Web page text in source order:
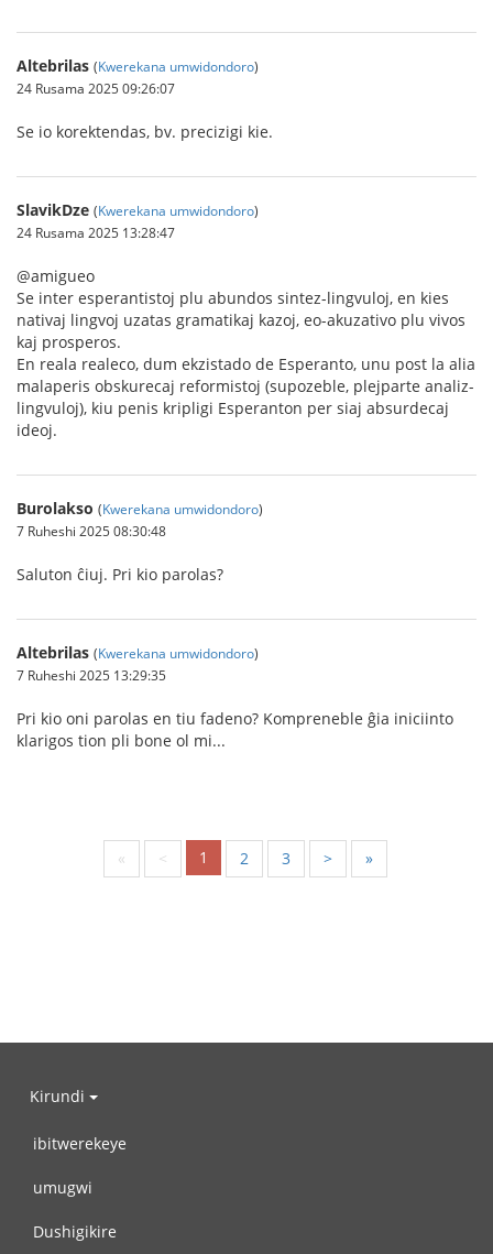
Altebrilas (Kwerekana umwidondoro)
24 Rusama 2025 09:26:07
Se io korektendas, bv. precizigi kie.
SlavikDze (Kwerekana umwidondoro)
24 Rusama 2025 13:28:47
@amigueo
Se inter esperantistoj plu abundos sintez-lingvuloj, en kies
nativaj lingvoj uzatas gramatikaj kazoj, eo-akuzativo plu vivos
kaj prosperos.
En reala realeco, dum ekzistado de Esperanto, unu post la alia
malaperis obskurecaj reformistoj (supozeble, plejparte analiz-
lingvuloj), kiu penis kripligi Esperanton per siaj absurdecaj
ideoj.
Burolakso (Kwerekana umwidondoro)
7 Ruheshi 2025 08:30:48
Saluton ĉiuj. Pri kio parolas?
Altebrilas (Kwerekana umwidondoro)
7 Ruheshi 2025 13:29:35
Pri kio oni parolas en tiu fadeno? Kompreneble ĝia iniciinto
klarigos tion pli bone ol mi...
« < 1 2 3 > »
Kirundi
ibitwerekeye
umugwi
Dushigikire